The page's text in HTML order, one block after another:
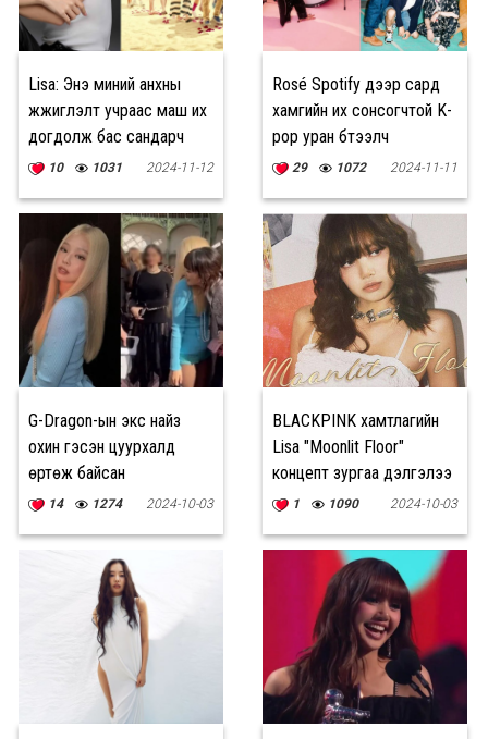
Lisa: Энэ миний анхны
жүжиглэлт учраас маш их
догдолж бас сандарч
байна
10 1031 2024-11-12
Rosé Spotify дээр сард
хамгийн их сонсогчтой K-
pop уран бүтээлч
болсноор BTS-ийн
29 1072 2024-11-11
G-Dragon-ын экс найз
охин гэсэн цуурхалд
өртөж байсан
BLACKPINK-ийн Женни
Комацу нар Chanel Show
дээр нэгдлээ
14 1274 2024-10-03
BLACKPINK хамтлагийн
Lisa "Moonlit Floor"
концепт зургаа дэлгэлээ
1 1090 2024-10-03